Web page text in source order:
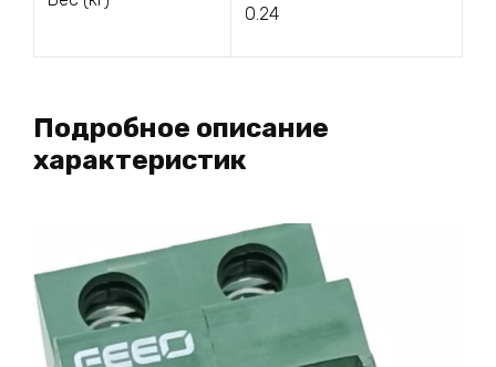
0.24
Подробное описание
характеристик